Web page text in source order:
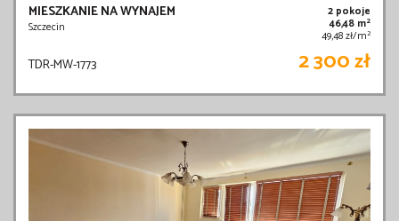
MIESZKANIE NA WYNAJEM
Szczecin
2 pokoje
46,48 m2
49,48 zł/m2
TDR-MW-1773 2 300 zł